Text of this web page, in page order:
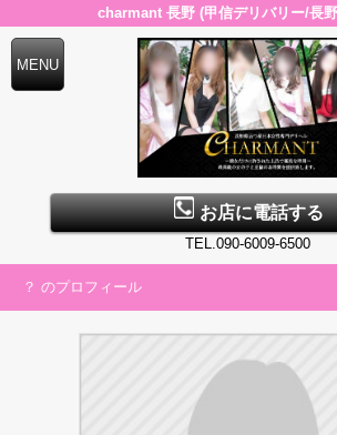
charmant 長野 (甲信デリバリー/長
お店に電話する
TEL.090-6009-6500
？ のプロフィール